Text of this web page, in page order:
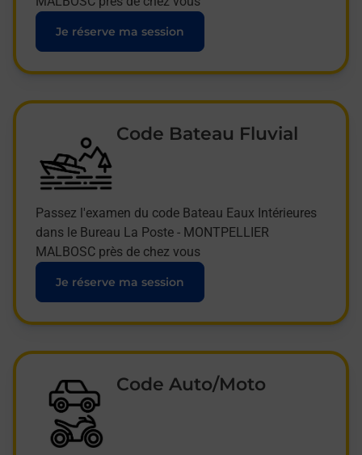
Je réserve ma session
Code Bateau Fluvial
Passez l'examen du code Bateau Eaux Intérieures
dans le Bureau La Poste - MONTPELLIER
MALBOSC près de chez vous
Je réserve ma session
Code Auto/Moto